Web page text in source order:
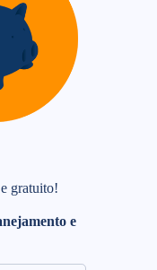
gratuito!
e